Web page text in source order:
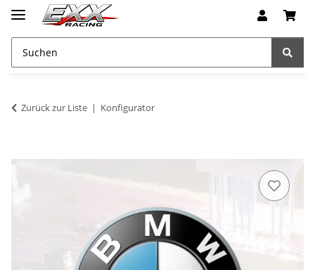
Zurück zur Liste Konfigurator